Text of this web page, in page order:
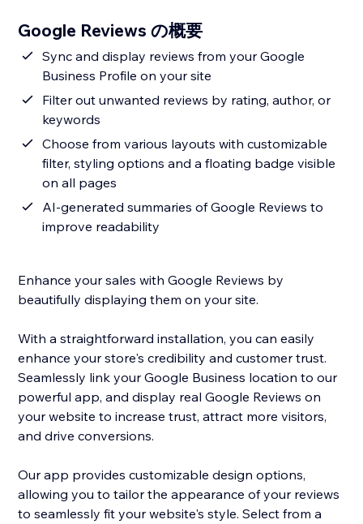
Google Reviews の概要
Sync and display reviews from your Google
Business Profile on your site
Filter out unwanted reviews by rating, author, or
keywords
Choose from various layouts with customizable
filter, styling options and a floating badge visible
on all pages
AI-generated summaries of Google Reviews to
improve readability
Enhance your sales with Google Reviews by
beautifully displaying them on your site.
With a straightforward installation, you can easily
enhance your store's credibility and customer trust.
Seamlessly link your Google Business location to our
powerful app, and display real Google Reviews on
your website to increase trust, attract more visitors,
and drive conversions.
Our app provides customizable design options,
allowing you to tailor the appearance of your reviews
to seamlessly fit your website's style. Select from a